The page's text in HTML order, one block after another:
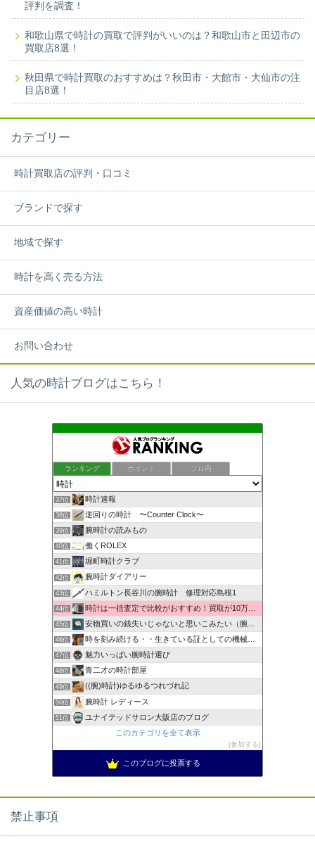
評判を調査！
和歌山県で時計の買取で評判がいいのは？和歌山市と田辺市の
買取店8選！
秋田県で時計買取のおすすめは？秋田市・大館市・大仙市の注
目店8選！
カテゴリー
時計買取店の評判・口コミ
ブランドで探す
地域で探す
時計を高く売る方法
資産価値の高い時計
お問い合わせ
人気の時計ブログはこちら！
ランキング ポイント ブロ画
37位 時計速報
38位 逆回りの時計 〜Counter Clock〜
39位 腕時計の読みもの
40位 働くROLEX
41位 堀町時計クラブ
42位 腕時計ダイアリー
43位 ハミルトン長谷川の腕時計 修理対応島根1
44位 時計は一括査定で比較がおすすめ！買取が10万以上違うことも！
45位 安物買いの銭失いじゃないと思いこみたい（腕時計編）
46位 時を刻み続ける・・生きている証としての機械式時計
47位 魅力いっぱい腕時計選び
48位 青二才の時計部屋
49位 ((腕)時計)ゆるゆるつれづれ記
50位 腕時計 レディース
51位
ユナイテッドサロン大阪店のブログ
このカテゴリを全て表示
参加する
このブログに投票する
禁止事項